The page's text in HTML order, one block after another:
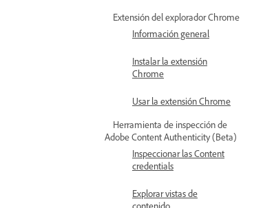
Extensión del explorador Chrome
Información general
Instalar la extensión
Chrome
Usar la extensión Chrome
Herramienta de inspección de
Adobe Content Authenticity (Beta)
Inspeccionar las Content
credentials
Explorar vistas de
contenido